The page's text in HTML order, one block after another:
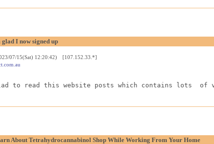
glad I now signed up
07/15(Sat) 12:20:42) [107.152.33.*]
to read this website posts which contains lots  of
About Tetrahydrocannabinol Shop While Working From Your Home